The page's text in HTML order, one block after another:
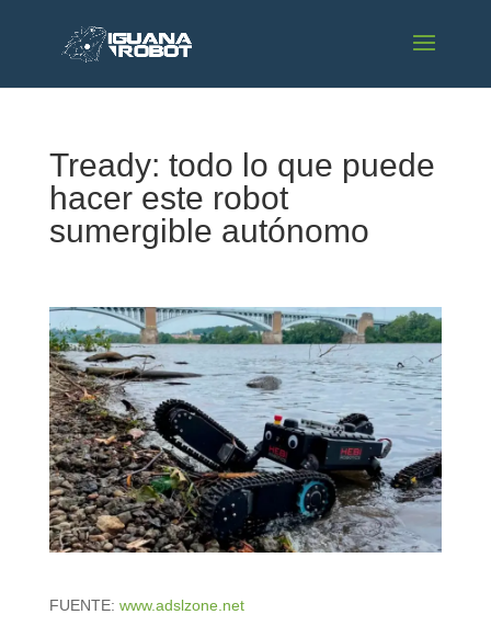
Tready: todo lo que puede
hacer este robot
sumergible autónomo
FUENTE: www.adslzone.net